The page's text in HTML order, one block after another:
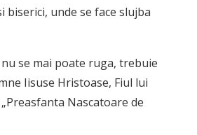
unde se face slujba
se mai poate ruga, trebuie
Iisuse Hristoase, Fiul lui
Nascatoare de